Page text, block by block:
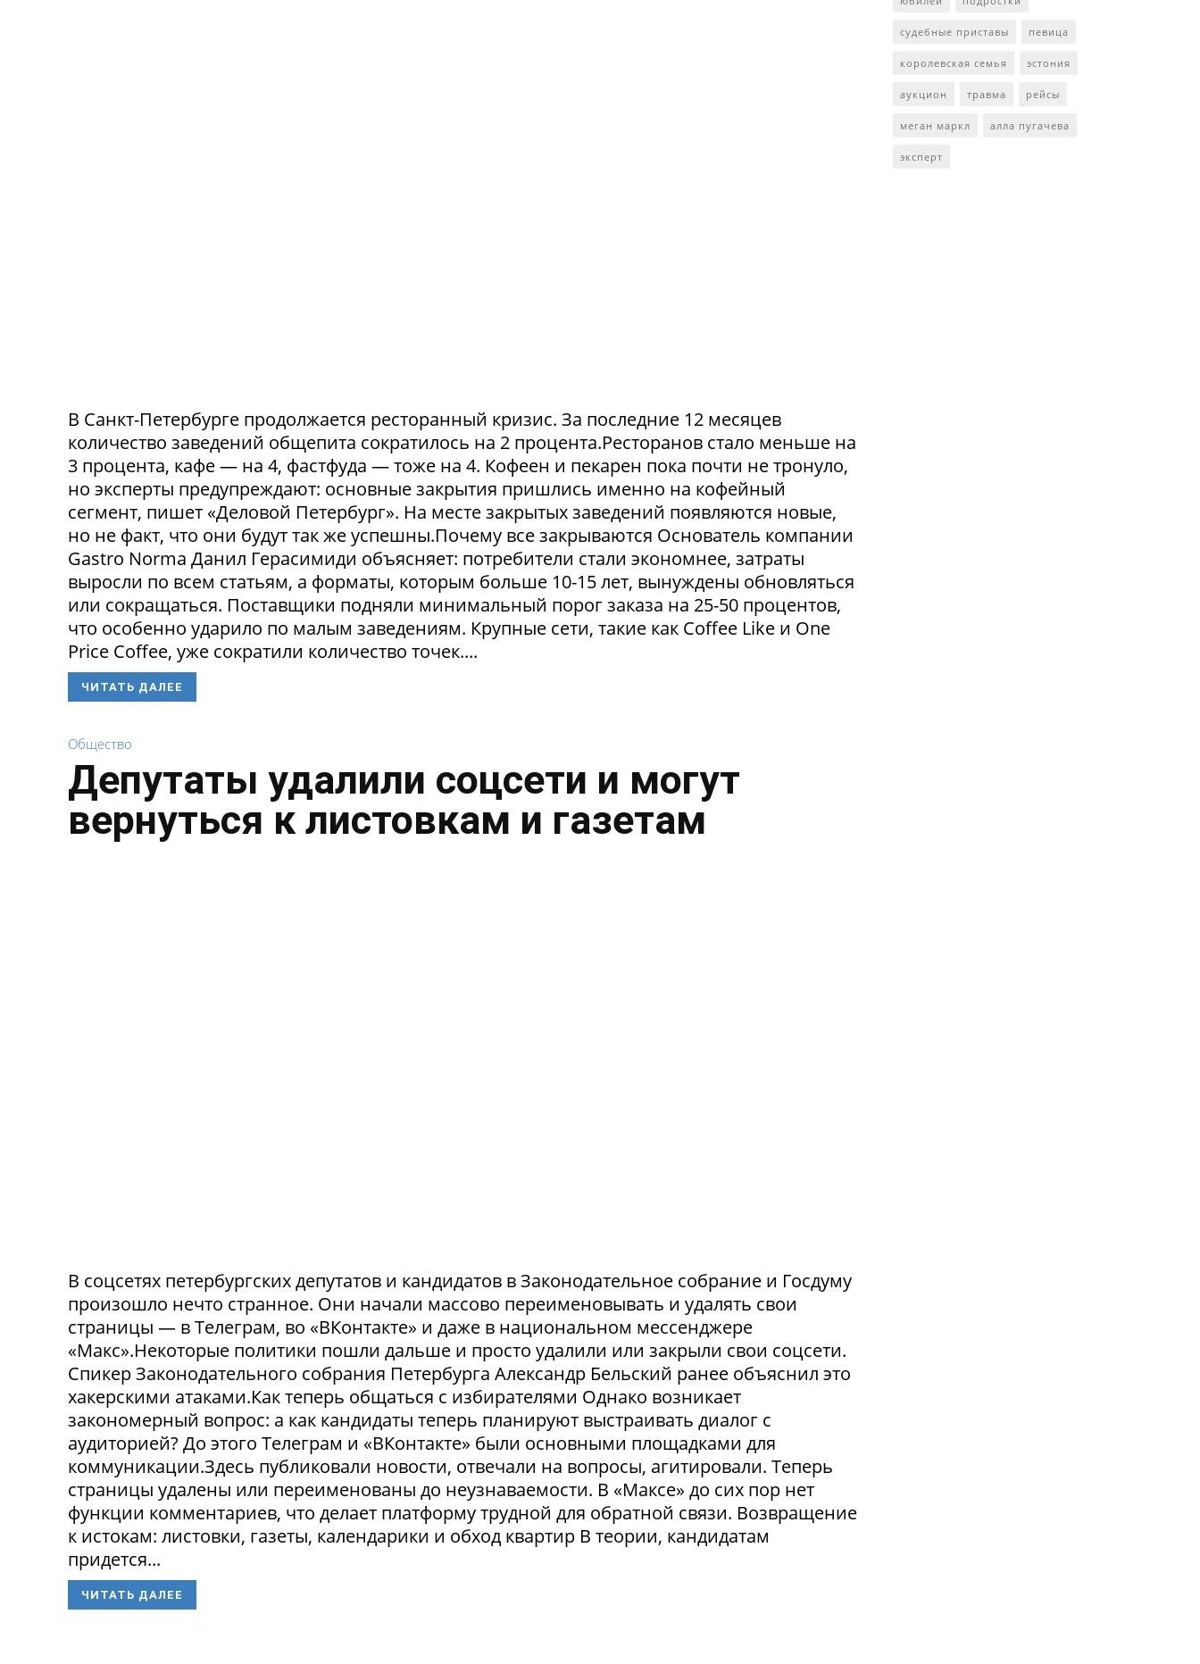
В Санкт-Петербурге продолжается ресторанный кризис. За последние 12 месяцев
количество заведений общепита сократилось на 2 процента.Ресторанов стало меньше на
3 процента, кафе — на 4, фастфуда — тоже на 4. Кофеен и пекарен пока почти не тронуло,
но эксперты предупреждают: основные закрытия пришлись именно на кофейный
сегмент, пишет «Деловой Петербург». На месте закрытых заведений появляются новые,
но не факт, что они будут так же успешны.Почему все закрываются Основатель компании
Gastro Norma Данил Герасимиди объясняет: потребители стали экономнее, затраты
выросли по всем статьям, а форматы, которым больше 10-15 лет, вынуждены обновляться
или сокращаться. Поставщики подняли минимальный порог заказа на 25-50 процентов,
что особенно ударило по малым заведениям. Крупные сети, такие как Coffee Like и One
Price Coffee, уже сократили количество точек....
ЧИТАТЬ ДАЛЕЕ
Общество
Депутаты удалили соцсети и могут
вернуться к листовкам и газетам
В соцсетях петербургских депутатов и кандидатов в Законодательное собрание и Госдуму
произошло нечто странное. Они начали массово переименовывать и удалять свои
страницы — в Телеграм, во «ВКонтакте» и даже в национальном мессенджере
«Макс».Некоторые политики пошли дальше и просто удалили или закрыли свои соцсети.
Спикер Законодательного собрания Петербурга Александр Бельский ранее объяснил это
хакерскими атаками.Как теперь общаться с избирателями Однако возникает
закономерный вопрос: а как кандидаты теперь планируют выстраивать диалог с
аудиторией? До этого Телеграм и «ВКонтакте» были основными площадками для
коммуникации.Здесь публиковали новости, отвечали на вопросы, агитировали. Теперь
страницы удалены или переименованы до неузнаваемости. В «Максе» до сих пор нет
функции комментариев, что делает платформу трудной для обратной связи. Возвращение
к истокам: листовки, газеты, календарики и обход квартир В теории, кандидатам
придется...
ЧИТАТЬ ДАЛЕЕ
судебные приставы певица
королевская семья эстония
аукцион травма рейсы
меган маркл алла пугачева
эксперт